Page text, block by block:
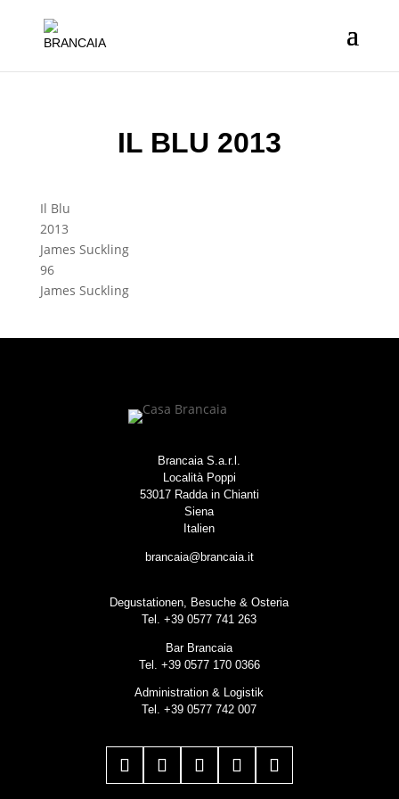
IL BLU 2013
Il Blu
2013
James Suckling
96
James Suckling
Brancaia S.a.r.l.
Località Poppi
53017 Radda in Chianti
Siena
Italien
brancaia@brancaia.it
Degustationen, Besuche & Osteria
Tel. +39 0577 741 263
Bar Brancaia
Tel. +39 0577 170 0366
Administration & Logistik
Tel. +39 0577 742 007